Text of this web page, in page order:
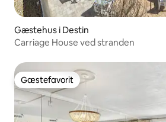
Gæstehus i Destin
Carriage House ved stranden
Gæstefavorit
Gæstefavorit